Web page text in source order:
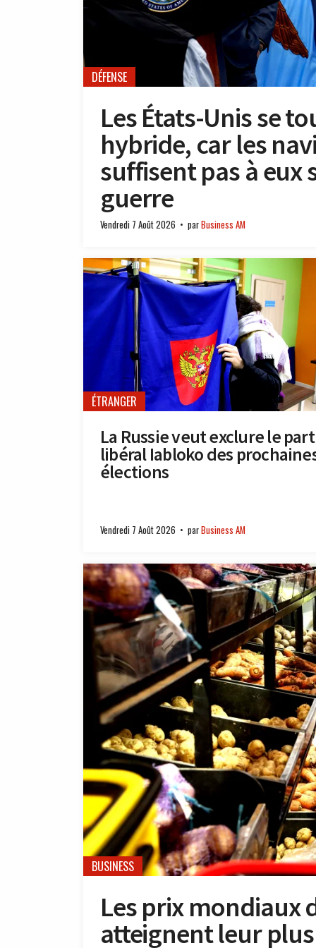
DÉFENSE
Les États-Unis se
hybride, car les
suffisent pas à eux
guerre
Vendredi 7 Août 2026 parBusiness AM
ÉTRANGER
La Russie veut exclure le
libéral Iabloko des
élections
Vendredi 7 Août 2026 parBusiness AM
BUSINESS
Les prix mondiaux
atteignent leur